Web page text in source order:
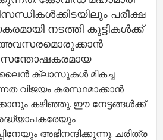
പരീക്ഷ
നടത്തി കുട്ടികള്‍ക്ക്
അവസരമൊരുക്കാന്‍
സന്തോഷകരമായ
ക്ലാസുകള്‍ മികച്ച
വിജയം കരസ്ഥമാക്കാന്‍
കഴിഞ്ഞു. ഈ നേട്ടങ്ങള്‍ക്ക്
അഭിനന്ദിക്കുന്നു. ചരിത്ര